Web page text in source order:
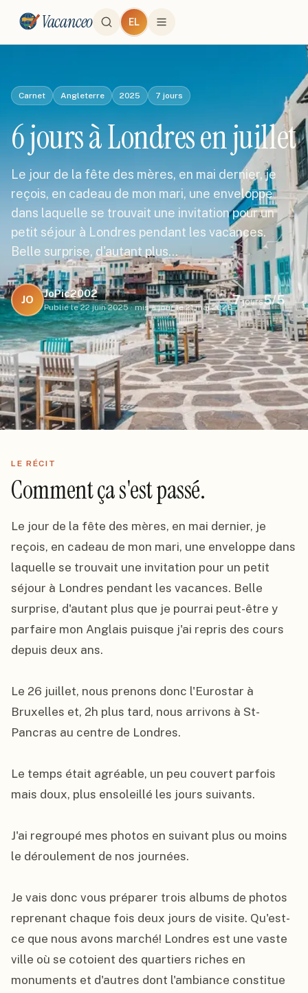
Vacanceo EL
Carnet Angleterre 2025 7 jours
6 jours à Londres en juillet
Le jour de la fête des mères, en mai dernier, je
reçois, en cadeau de mon mari, une enveloppe
dans laquelle se trouvait une invitation pour un
petit séjour à Londres pendant les vacances.
Belle surprise, d'autant plus…
JO
JoPic2002
Publié le 22 juin 2025·mis à jour le 21 mai 2026
7jours5/5
LE RÉCIT
Comment ça s'est passé.
Le jour de la fête des mères, en mai dernier, je
reçois, en cadeau de mon mari, une enveloppe dans
laquelle se trouvait une invitation pour un petit
séjour à Londres pendant les vacances. Belle
surprise, d'autant plus que je pourrai peut-être y
parfaire mon Anglais puisque j'ai repris des cours
depuis deux ans.
Le 26 juillet, nous prenons donc l'Eurostar à
Bruxelles et, 2h plus tard, nous arrivons à St-
Pancras au centre de Londres.
Le temps était agréable, un peu couvert parfois
mais doux, plus ensoleillé les jours suivants.
J'ai regroupé mes photos en suivant plus ou moins
le déroulement de nos journées.
Je vais donc vous préparer trois albums de photos
reprenant chaque fois deux jours de visite. Qu'est-
ce que nous avons marché! Londres est une vaste
ville où se cotoient des quartiers riches en
monuments et d'autres dont l'ambiance constitue